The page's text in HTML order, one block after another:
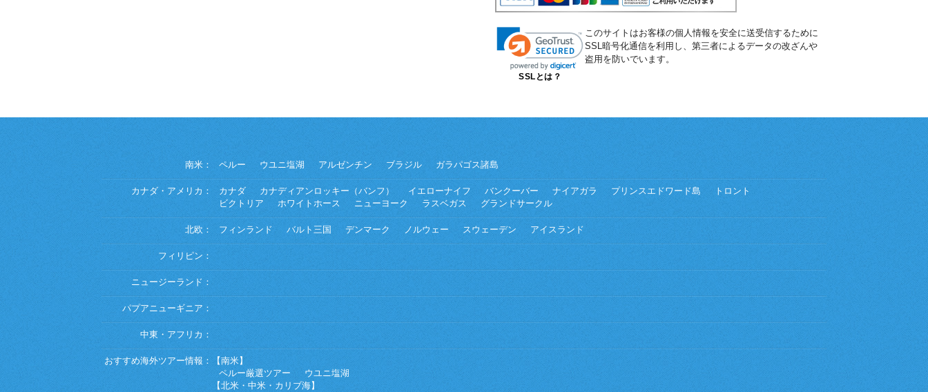
SSLとは？
このサイトはお客様の個人情報を安全に送受信するために
SSL暗号化通信を利用し、第三者によるデータの改ざんや
盗用を防いでいます。
南米： ペルー ウユニ塩湖 アルゼンチン ブラジル ガラパゴス諸島
カナダ・アメリカ： カナダ カナディアンロッキー（バンフ） イエローナイフ バンクーバー ナイアガラ プリンスエドワード島
トロント
ビクトリア
ホワイトホース ニューヨーク ラスベガス グランドサークル
北欧： フィンランド バルト三国 デンマーク ノルウェー スウェーデン アイスランド
フィリピン：
ニュージーランド：
パプアニューギニア：
中東・アフリカ：
おすすめ海外ツアー情報：
【南米】
ペルー厳選ツアー
ウユニ塩湖
【北米・中米・カリブ海】